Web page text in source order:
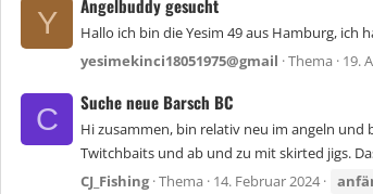
Y
Angelbuddy gesucht
Hallo ich bin die Yesim 49 aus Hamburg,
yesimekinci18051975@gmail Thema 19.
C
Suche neue Barsch BC
Hi zusammen, bin relativ neu im angeln und
Twitchbaits und ab und zu mit skirted jigs.
CJ_Fishing Thema 14. Februar 2024